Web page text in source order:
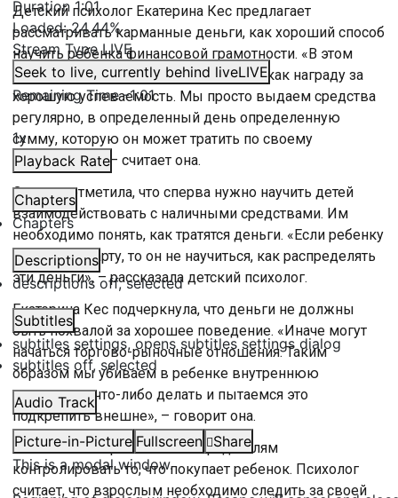
Duration1:01
Loaded:24.44%
Stream TypeLIVE
Seek to live, currently behind liveLIVE
Remaining Time-1:01
1x
Playback Rate
Chapters
Chapters
Descriptions
descriptions off, selected
Subtitles
subtitles settings, opens subtitles settings dialog
subtitles off, selected
Audio Track
Picture-in-Picture Fullscreen
Share
This is a modal window.
Детский психолог Екатерина Кес предлагает
рассматривать карманные деньги, как хороший способ
научить ребенка финансовой грамотности. «В этом
случае мы не рассматриваем деньги, как награду за
хорошую успеваемость. Мы просто выдаем средства
регулярно, в определенный день определенную
сумму, которую он может тратить по своему
усмотрению», – считает она.
Эксперт отметила, что сперва нужно научить детей
взаимодействовать с наличными средствами. Им
необходимо понять, как тратятся деньги. «Если ребенку
сразу дать карту, то он не научиться, как распределять
эти деньги», – рассказала детский психолог.
Екатерина Кес подчеркнула, что деньги не должны
быть похвалой за хорошее поведение. «Иначе могут
начаться торгово-рыночные отношения. Таким
образом мы убиваем в ребенке внутреннюю
мотивацию что-либо делать и пытаемся это
подкрепить внешне», – говорит она.
Банковская карта позволяет родителям
контролировать то, что покупает ребенок. Психолог
считает, что взрослым необходимо следить за своей